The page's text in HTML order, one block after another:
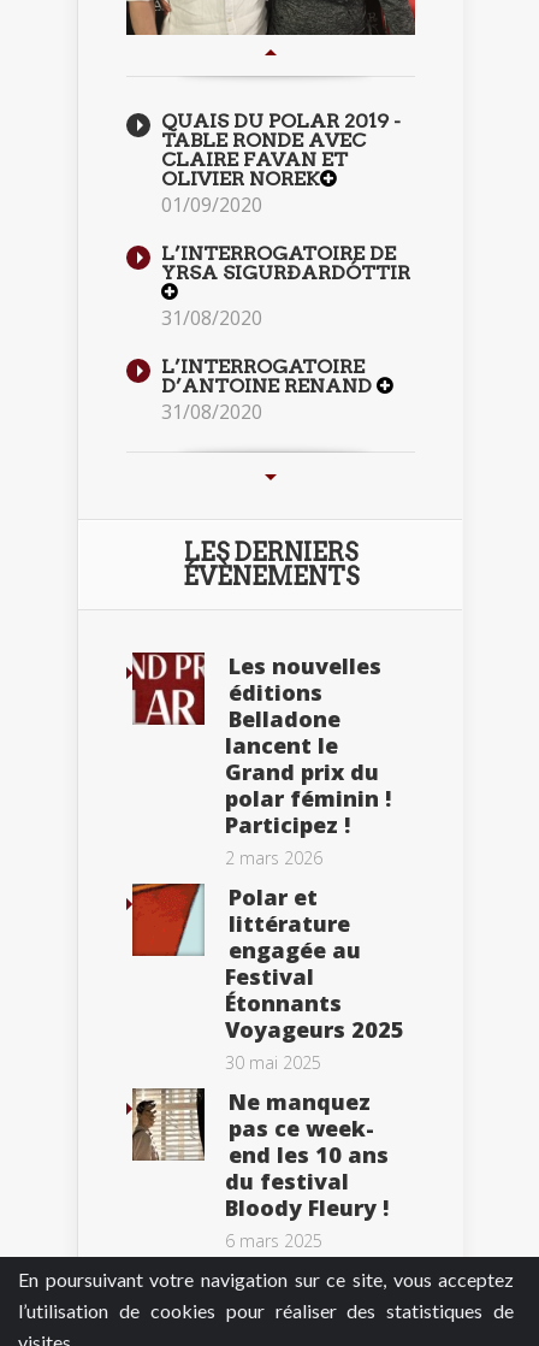
En poursuivant votre navigation sur ce site, vous acceptez
l’utilisation de cookies pour réaliser des statistiques de
QUAIS DU POLAR 2019 -
TABLE RONDE AVEC
CLAIRE FAVAN ET
OLIVIER NOREK
01/09/2020
L’INTERROGATOIRE DE
YRSA SIGURÐARDÓTTIR
31/08/2020
L’INTERROGATOIRE
D’ANTOINE RENAND
31/08/2020
LES DERNIERS
ÉVÈNEMENTS
Les nouvelles
éditions
Belladone
lancent le
Grand prix du
polar féminin !
Participez !
2 mars 2026
Polar et
littérature
engagée au
Festival
Étonnants
Voyageurs 2025
30 mai 2025
Ne manquez
pas ce week-
end les 10 ans
du festival
Bloody Fleury !
6 mars 2025